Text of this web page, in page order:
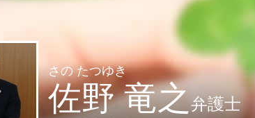
さの たつゆき
佐野 竜之弁護士